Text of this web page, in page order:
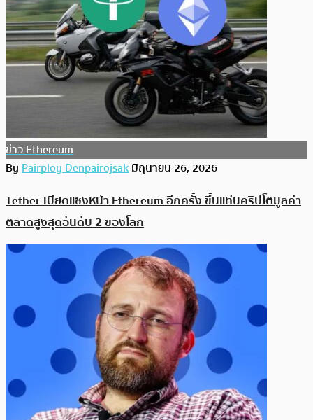
ข่าว Ethereum
ByPairploy Denpairojsakมิถุนายน 26, 2026
Tether เบียดแซงหน้า Ethereum อีกครั้ง ขึ้นแท่นคริปโตมูลค่า
ตลาดสูงสุดอันดับ 2 ของโลก